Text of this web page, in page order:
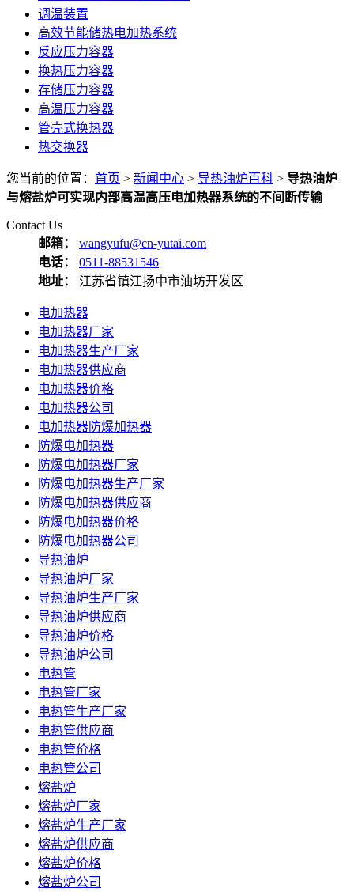
调温装置
高效节能储热电加热系统
反应压力容器
换热压力容器
存储压力容器
高温压力容器
管壳式换热器
热交换器
您当前的位置： 首页 > 新闻中心 > 导热油炉百科 > 导热油炉
与熔盐炉可实现内部高温高压电加热器系统的不间断传输
Contact Us
邮箱：
wangyufu@cn-yutai.com
电话：
0511-88531546
地址：
江苏省镇江扬中市油坊开发区
电加热器
电加热器厂家
电加热器生产厂家
电加热器供应商
电加热器价格
电加热器公司
电加热器防爆加热器
防爆电加热器
防爆电加热器厂家
防爆电加热器生产厂家
防爆电加热器供应商
防爆电加热器价格
防爆电加热器公司
导热油炉
导热油炉厂家
导热油炉生产厂家
导热油炉供应商
导热油炉价格
导热油炉公司
电热管
电热管厂家
电热管生产厂家
电热管供应商
电热管价格
电热管公司
熔盐炉
熔盐炉厂家
熔盐炉生产厂家
熔盐炉供应商
熔盐炉价格
熔盐炉公司